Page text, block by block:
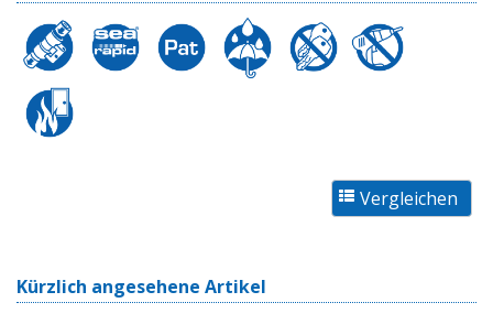
Kürzlich angesehene Artikel